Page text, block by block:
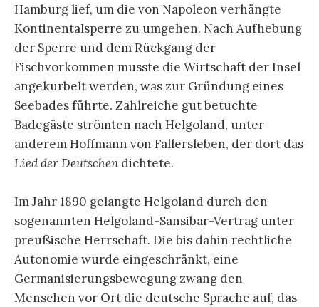
Hamburg lief, um die von Napoleon verhängte
Kontinentalsperre zu umgehen. Nach Aufhebung
der Sperre und dem Rückgang der
Fischvorkommen musste die Wirtschaft der Insel
angekurbelt werden, was zur Gründung eines
Seebades führte. Zahlreiche gut betuchte
Badegäste strömten nach Helgoland, unter
anderem Hoffmann von Fallersleben, der dort das
Lied der Deutschen dichtete.
Im Jahr 1890 gelangte Helgoland durch den
sogenannten Helgoland-Sansibar-Vertrag unter
preußische Herrschaft. Die bis dahin rechtliche
Autonomie wurde eingeschränkt, eine
Germanisierungsbewegung zwang den
Menschen vor Ort die deutsche Sprache auf, das